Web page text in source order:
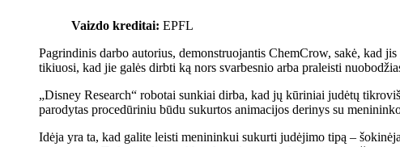
Vaizdo kreditai: EPFL
Pagrindinis darbo autorius, demonstruojantis ChemCrow, sakė, kad
tikiuosi, kad jie galės dirbti ką nors svarbesnio arba praleisti
„Disney Research“ robotai sunkiai dirba, kad jų kūriniai judėtų
parodytas procedūriniu būdu sukurtos animacijos derinys su
Idėja yra ta, kad galite leisti menininkui sukurti judėjimo tipą –